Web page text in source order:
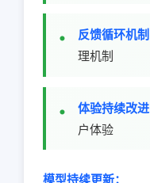
反馈循环机制
理机制
体验持续改进
户体验
模型持续更新：